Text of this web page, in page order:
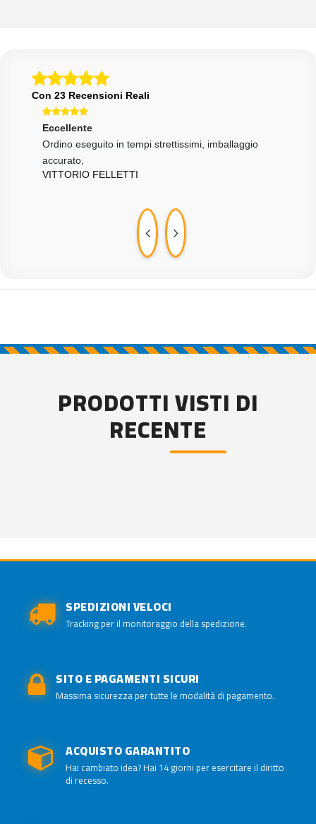
Con 23 Recensioni Reali
Eccellente
Ordino eseguito in tempi strettissimi, imballaggio
accurato,
VITTORIO FELLETTI
PRODOTTI VISTI DI
RECENTE
SPEDIZIONI VELOCI
Tracking per il monitoraggio della spedizione.
SITO E PAGAMENTI SICURI
Massima sicurezza per tutte le modalità di pagamento.
ACQUISTO GARANTITO
Hai cambiato idea? Hai 14 giorni per esercitare il diritto
di recesso.